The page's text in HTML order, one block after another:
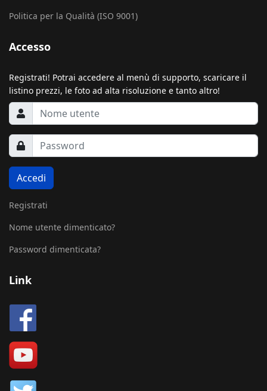
Politica per la Qualità (ISO 9001)
Accesso
Registrati! Potrai accedere al menù di supporto, scaricare il
listino prezzi, le foto ad alta risoluzione e tanto altro!
Accedi
Registrati
Nome utente dimenticato?
Password dimenticata?
Link